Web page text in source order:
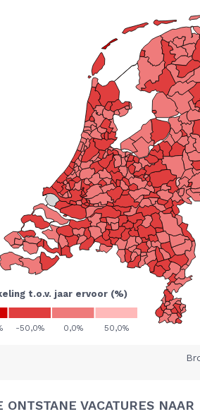
ONTSTANE VACATURES NAAR